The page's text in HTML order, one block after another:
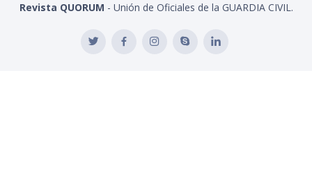
Revista QUORUM - Unión de Oficiales de la GUARDIA CIVIL.